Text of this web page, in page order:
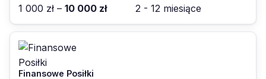
1 000 zł – 10 000 zł 2 - 12 miesiące
Finansowe Posiłki